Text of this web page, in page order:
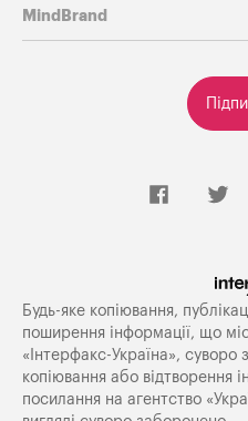
MindBrand
Будь-яке копiювання,
поширення iнформацiї, що
«Iнтерфакс-Україна», суворо
копіювання або відтворення
посилання на агентство